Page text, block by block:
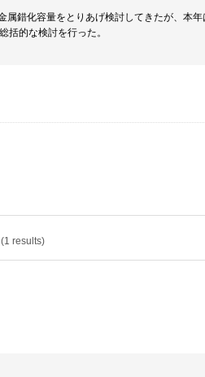
錯化容量をとりあげ検討してきたが、本
括的な検討を行った。
(1 results)